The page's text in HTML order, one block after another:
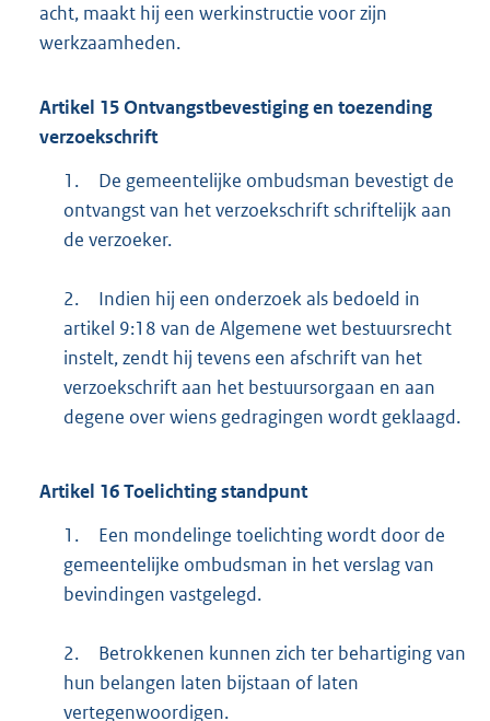
acht, maakt hij een werkinstructie voor zijn
werkzaamheden.
Artikel 15Ontvangstbevestiging en toezending
verzoekschrift
1.
De gemeentelijke ombudsman bevestigt de
ontvangst van het verzoekschrift schriftelijk aan
de verzoeker.
2.
Indien hij een onderzoek als bedoeld in
artikel 9:18 van de Algemene wet bestuursrecht
instelt, zendt hij tevens een afschrift van het
verzoekschrift aan het bestuursorgaan en aan
degene over wiens gedragingen wordt geklaagd.
Artikel 16Toelichting standpunt
1.
Een mondelinge toelichting wordt door de
gemeentelijke ombudsman in het verslag van
bevindingen vastgelegd.
2.
Betrokkenen kunnen zich ter behartiging van
hun belangen laten bijstaan of laten
vertegenwoordigen.